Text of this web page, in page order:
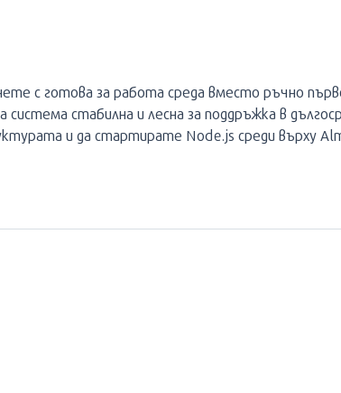
с готова за работа среда вместо ръчно
система стабилна и лесна за поддръжка в
и да стартирате Node.js среди върху